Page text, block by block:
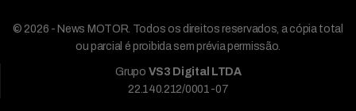
© 2026 - News MOTOR. Todos os direitos reservados, a cópia total
ou parcial é proibida sem prévia permissão.
Grupo VS3 Digital LTDA
22.140.212/0001-07